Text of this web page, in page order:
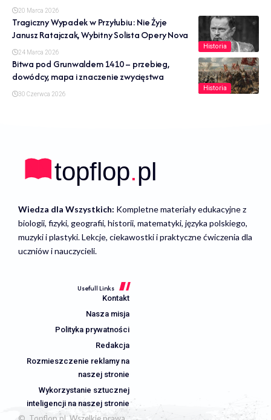
20 Marca 2026
Historia
Tragiczny Wypadek w Przyłubiu: Nie Żyje
Janusz Ratajczak, Wybitny Solista Opery Nova
24 Marca 2026
Historia
Bitwa pod Grunwaldem 1410 – przebieg,
dowódcy, mapa i znaczenie zwycięstwa
30 Czerwca 2026
Wiedza dla Wszystkich: Kompletne materiały edukacyjne z
biologii, fizyki, geografii, historii, matematyki, języka polskiego,
muzyki i plastyki. Lekcje, ciekawostki i praktyczne ćwiczenia dla
uczniów i nauczycieli.
Usefull Links
Kontakt
Nasza misja
Polityka prywatności
Redakcja
Rozmieszczenie reklamy na
naszej stronie
Wykorzystanie sztucznej
inteligencji na naszej stronie